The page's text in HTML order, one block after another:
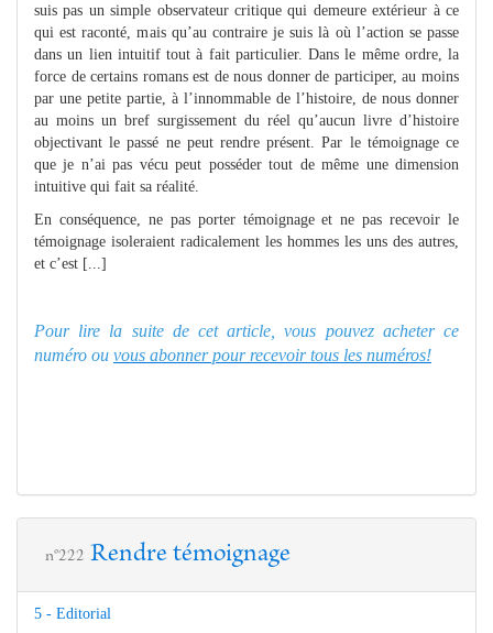
suis pas un simple observateur critique qui demeure extérieur à ce
qui est raconté, mais qu’au contraire je suis là où l’action se passe
dans un lien intuitif tout à fait particulier. Dans le même ordre, la
force de certains romans est de nous donner de participer, au moins
par une petite partie, à l’innommable de l’histoire, de nous donner
au moins un bref surgissement du réel qu’aucun livre d’histoire
objectivant le passé ne peut rendre présent. Par le témoignage ce
que je n’ai pas vécu peut posséder tout de même une dimension
intuitive qui fait sa réalité.
En conséquence, ne pas porter témoignage et ne pas recevoir le
témoignage isoleraient radicalement les hommes les uns des autres,
et c’est [...]
Pour lire la suite de cet article, vous pouvez acheter ce
numéro ou vous abonner pour recevoir tous les numéros!
n°222 Rendre témoignage
5 - Editorial